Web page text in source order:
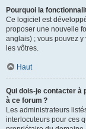
Pourquoi la
Ce logiciel est
proposer une nouvelle
anglais) ; vous pouvez y
les vôtres.
Haut
Qui dois-je contacter à
à ce forum ?
Les administrateurs
interlocuteurs pour ces